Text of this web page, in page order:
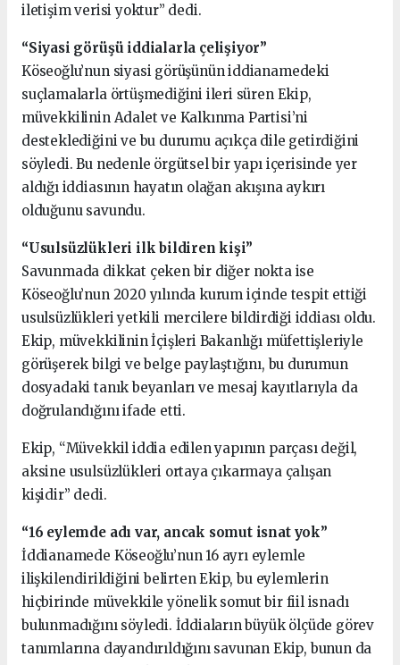
iletişim verisi yoktur” dedi.
“Siyasi görüşü iddialarla çelişiyor”
Köseoğlu’nun siyasi görüşünün iddianamedeki
suçlamalarla örtüşmediğini ileri süren Ekip,
müvekkilinin Adalet ve Kalkınma Partisi’ni
desteklediğini ve bu durumu açıkça dile getirdiğini
söyledi. Bu nedenle örgütsel bir yapı içerisinde yer
aldığı iddiasının hayatın olağan akışına aykırı
olduğunu savundu.
“Usulsüzlükleri ilk bildiren kişi”
Savunmada dikkat çeken bir diğer nokta ise
Köseoğlu’nun 2020 yılında kurum içinde tespit ettiği
usulsüzlükleri yetkili mercilere bildirdiği iddiası oldu.
Ekip, müvekkilinin İçişleri Bakanlığı müfettişleriyle
görüşerek bilgi ve belge paylaştığını, bu durumun
dosyadaki tanık beyanları ve mesaj kayıtlarıyla da
doğrulandığını ifade etti.
Ekip, “Müvekkil iddia edilen yapının parçası değil,
aksine usulsüzlükleri ortaya çıkarmaya çalışan
kişidir” dedi.
“16 eylemde adı var, ancak somut isnat yok”
İddianamede Köseoğlu’nun 16 ayrı eylemle
ilişkilendirildiğini belirten Ekip, bu eylemlerin
hiçbirinde müvekkile yönelik somut bir fiil isnadı
bulunmadığını söyledi. İddiaların büyük ölçüde görev
tanımlarına dayandırıldığını savunan Ekip, bunun da